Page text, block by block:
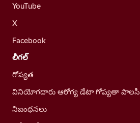
YouTube
X
Facebook
లీగల్
గోప్యత
వినియోగదారు ఆరోగ్య డేటా గోప్యతా పాలసీ
నిబంధనలు